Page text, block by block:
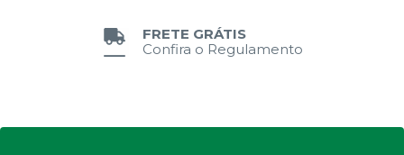
FRETE GRÁTIS
Confira o Regulamento